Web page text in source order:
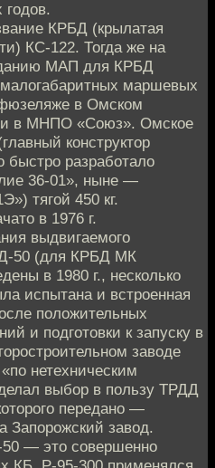
годов.
КРБД (крылатая
КС-122. Тогда же на
МАП для КРБД
маршевых
в Омском
и в МНПО «Союз». Омское
конструктор
разработало
36-01», ныне —
тягой 450 кг.
в 1976 г.
выдвигаемого
50 (для КРБД МК
в 1980 г., несколько
испытана и встроенная
положительных
и подготовки к запуску в
заводе
нетехническим
выбор в пользу ТРДД
передано —
Запорожский завод.
— это совершенно